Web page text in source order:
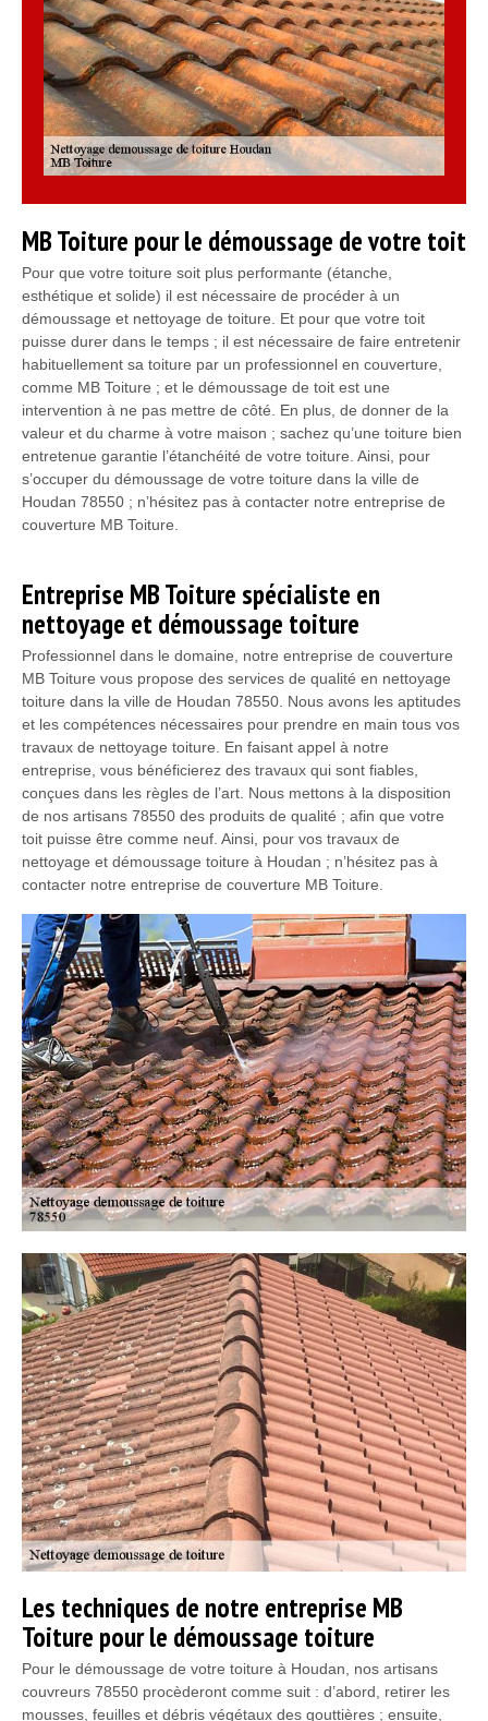
MB Toiture pour le démoussage de votre toit
Pour que votre toiture soit plus performante (étanche,
esthétique et solide) il est nécessaire de procéder à un
démoussage et nettoyage de toiture. Et pour que votre toit
puisse durer dans le temps ; il est nécessaire de faire entretenir
habituellement sa toiture par un professionnel en couverture,
comme MB Toiture ; et le démoussage de toit est une
intervention à ne pas mettre de côté. En plus, de donner de la
valeur et du charme à votre maison ; sachez qu’une toiture bien
entretenue garantie l’étanchéité de votre toiture. Ainsi, pour
s’occuper du démoussage de votre toiture dans la ville de
Houdan 78550 ; n’hésitez pas à contacter notre entreprise de
couverture MB Toiture.
Entreprise MB Toiture spécialiste en
nettoyage et démoussage toiture
Professionnel dans le domaine, notre entreprise de couverture
MB Toiture vous propose des services de qualité en nettoyage
toiture dans la ville de Houdan 78550. Nous avons les aptitudes
et les compétences nécessaires pour prendre en main tous vos
travaux de nettoyage toiture. En faisant appel à notre
entreprise, vous bénéficierez des travaux qui sont fiables,
conçues dans les règles de l’art. Nous mettons à la disposition
de nos artisans 78550 des produits de qualité ; afin que votre
toit puisse être comme neuf. Ainsi, pour vos travaux de
nettoyage et démoussage toiture à Houdan ; n’hésitez pas à
contacter notre entreprise de couverture MB Toiture.
Les techniques de notre entreprise MB
Toiture pour le démoussage toiture
Pour le démoussage de votre toiture à Houdan, nos artisans
couvreurs 78550 procèderont comme suit : d’abord, retirer les
mousses, feuilles et débris végétaux des gouttières ; ensuite,